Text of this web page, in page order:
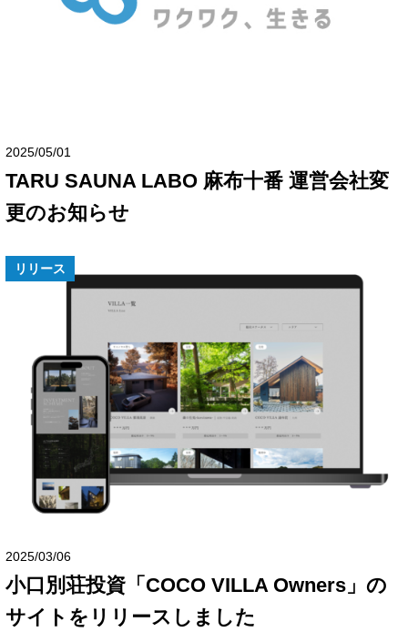
2025/05/01
TARU SAUNA LABO 麻布十番 運営会社変
更のお知らせ
2025/03/06
小口別荘投資「COCO VILLA Owners」の
サイトをリリースしました
リリース